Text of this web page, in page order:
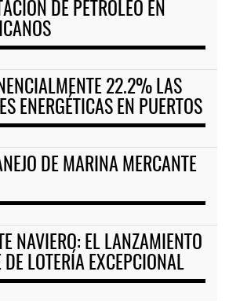
DE PETRÓLEO EN
22.2% LAS
ENERGÉTICAS EN PUERTOS
DE MARINA MERCANTE
NAVIERO: EL LANZAMIENTO
DE LOTERÍA EXCEPCIONAL